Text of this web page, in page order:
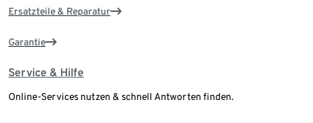
Ersatzteile & Reparatur
Garantie
Service & Hilfe
Online-Services nutzen & schnell Antworten finden.